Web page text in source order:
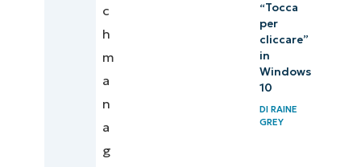
c
h
m
a
n
a
g
“Tocca
per
cliccare”
in
Windows
10
DI RAINE
GREY